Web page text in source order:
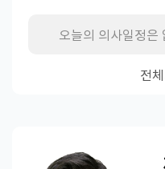
오늘의 의사일정은
전